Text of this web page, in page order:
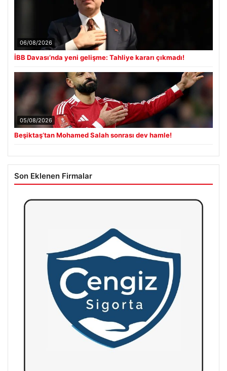
06/08/2026
İBB Davası’nda yeni gelişme: Tahliye kararı çıkmadı!
05/08/2026
Beşiktaş’tan Mohamed Salah sonrası dev hamle!
Son Eklenen Firmalar